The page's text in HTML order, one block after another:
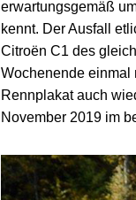
erwartungsgemäß
kennt. Der Ausfall
Citroën C1 des
Wochenende einmal
Rennplakat auch
November 2019 im